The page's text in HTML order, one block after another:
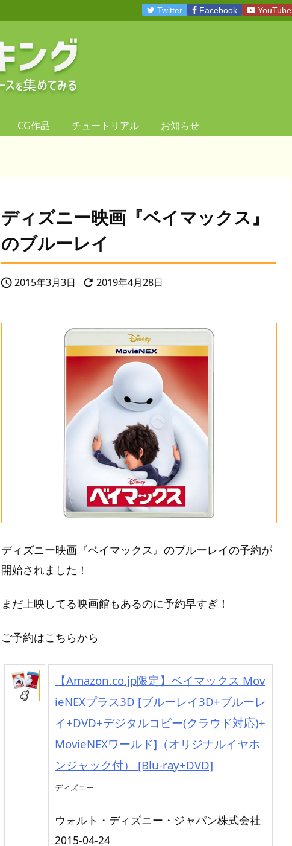
CG作品 チュートリアル お知らせ
Twitter Facebook YouTube
ディズニー映画『ベイマックス』
のブルーレイ
2015年3月3日  2019年4月28日
ディズニー映画『ベイマックス』のブルーレイの予約が
開始されました！
まだ上映してる映画館もあるのに予約早すぎ！
ご予約はこちらから
【Amazon.co.jp限定】ベイマックス Mov
ieNEXプラス3D [ブルーレイ3D+ブルーレ
イ+DVD+デジタルコピー(クラウド対応)+
MovieNEXワールド]（オリジナルイヤホ
ンジャック付） [Blu-ray+DVD]
ディズニー
ウォルト・ディズニー・ジャパン株式会社
2015-04-24